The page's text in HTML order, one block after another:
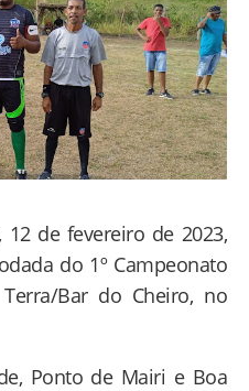
de fevereiro de 2023,
do 1º Campeonato
Bar do Cheiro, no
Ponto de Mairi e Boa